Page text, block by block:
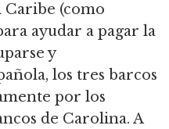
Caribe (como
ayudar a pagar la
y
los tres barcos
por los
de Carolina. A